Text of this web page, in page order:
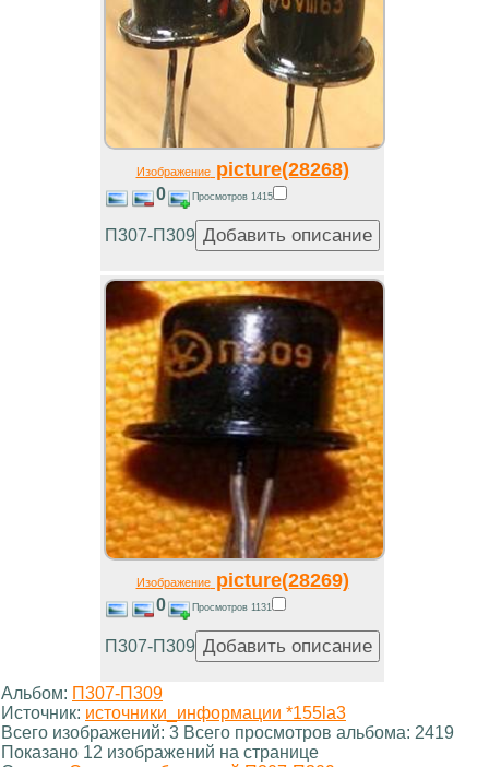
Изображениеpicture(28268)
0 Просмотров 1415
П307-П309
Изображениеpicture(28269)
0 Просмотров 1131
П307-П309
Альбом: П307-П309
Источник: источники_информации *155la3
Всего изображений: 3 Всего просмотров альбома: 2419
Показано 12 изображений на странице